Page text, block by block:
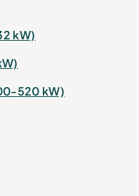
kW)
520 kW)